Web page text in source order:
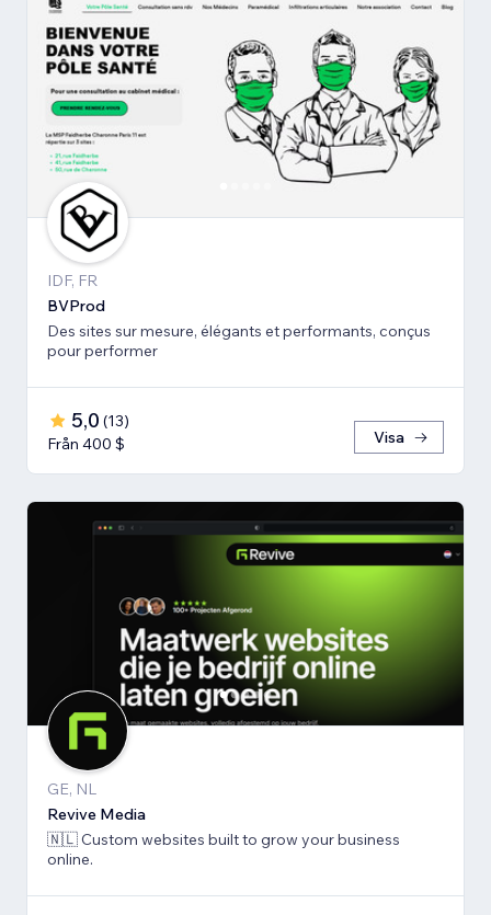
IDF, FR
BVProd
Des sites sur mesure, élégants et performants, conçus
pour performer
5,0 (13)
Från 400 $
Visa
GE, NL
Revive Media
🇳🇱 Custom websites built to grow your business
online.